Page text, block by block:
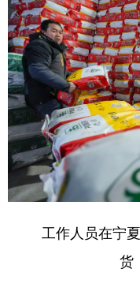
工作人员在宁夏
货